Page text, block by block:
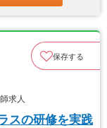
保存する
求人
スの研修を実践